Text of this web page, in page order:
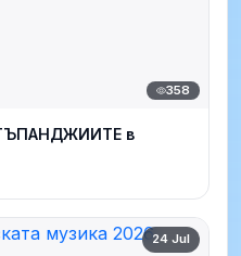
358
в
24 Jul